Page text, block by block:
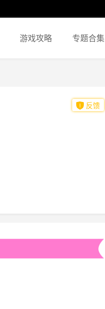
游戏攻略 专题合集
反馈